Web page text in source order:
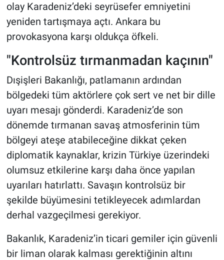
olay Karadeniz’deki seyrüsefer emniyetini
yeniden tartışmaya açtı. Ankara bu
provokasyona karşı oldukça öfkeli.
"Kontrolsüz tırmanmadan kaçının"
Dışişleri Bakanlığı, patlamanın ardından
bölgedeki tüm aktörlere çok sert ve net bir dille
uyarı mesajı gönderdi. Karadeniz’de son
dönemde tırmanan savaş atmosferinin tüm
bölgeyi ateşe atabileceğine dikkat çeken
diplomatik kaynaklar, krizin Türkiye üzerindeki
olumsuz etkilerine karşı daha önce yapılan
uyarıları hatırlattı. Savaşın kontrolsüz bir
şekilde büyümesini tetikleyecek adımlardan
derhal vazgeçilmesi gerekiyor.
Bakanlık, Karadeniz’in ticari gemiler için güvenli
bir liman olarak kalması gerektiğinin altını